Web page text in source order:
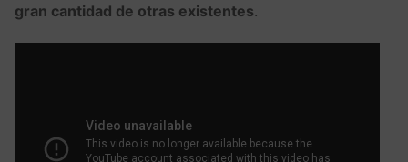
gran cantidad de otras existentes.